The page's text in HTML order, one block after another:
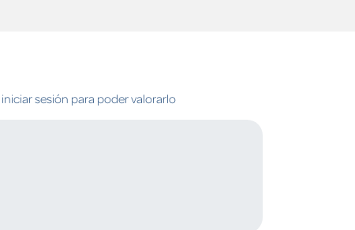
sesión para poder valorarlo